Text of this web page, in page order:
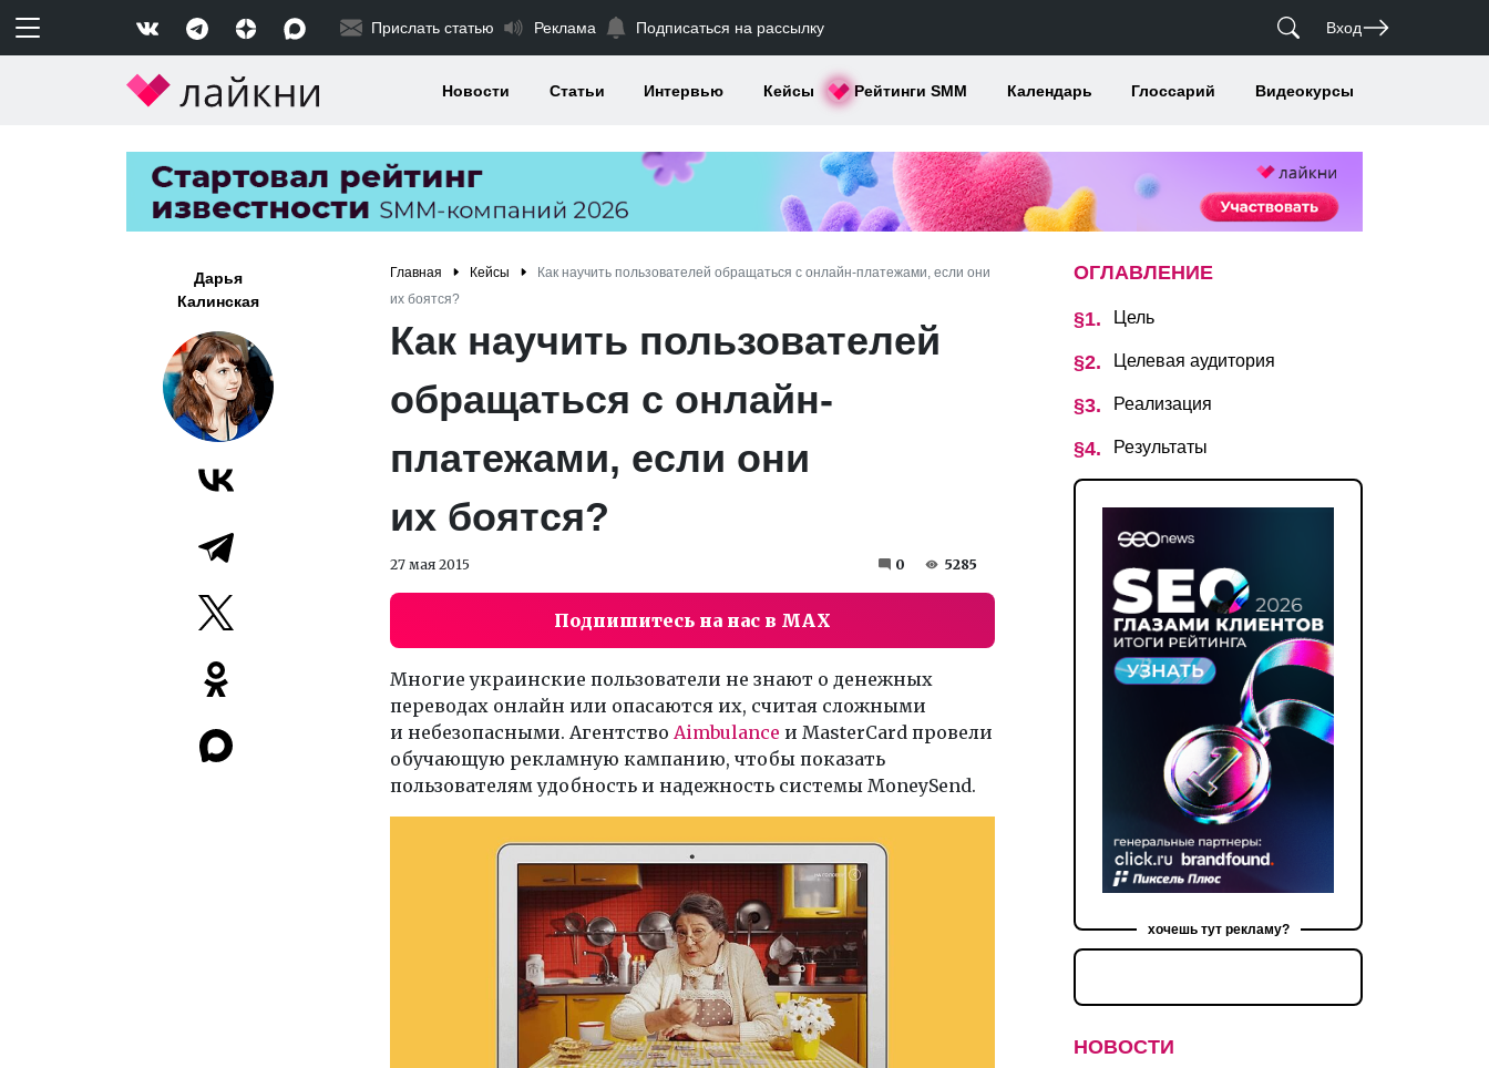
Прислать статью Реклама Подписаться на рассылку Вход
Новости Статьи Интервью Кейсы Рейтинги SMM Календарь Глоссарий Видеокурсы
Дарья
Калинская
Главная Кейсы
Как научить пользователей обращаться с онлайн-платежами, если они
их боятся?
Как научить пользователей
обращаться с онлайн-
платежами, если они
их боятся?
27 мая 2015 0 5285
Подпишитесь на нас в MAX
Многие украинские пользователи не знают о денежных
переводах онлайн или опасаются их, считая сложными
и небезопасными. Агентство Aimbulance и MasterCard провели
обучающую рекламную кампанию, чтобы показать
пользователям удобность и надежность системы MoneySend.
ОГЛАВЛЕНИЕ
Цель
Целевая аудитория
Реализация
Результаты
хочешь тут рекламу?
НОВОСТИ